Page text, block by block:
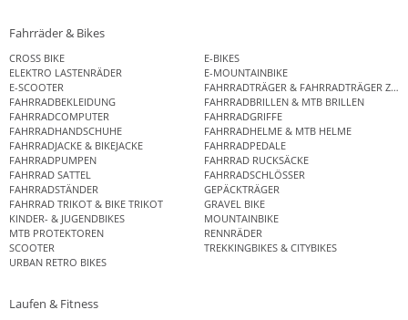
Fahrräder & Bikes
CROSS BIKE
E-BIKES
ELEKTRO LASTENRÄDER
E-MOUNTAINBIKE
E-SCOOTER
FAHRRADTRÄGER & FAHRRADTRÄGER
FAHRRADBEKLEIDUNG
FAHRRADBRILLEN & MTB BRILLEN
FAHRRADCOMPUTER
FAHRRADGRIFFE
FAHRRADHANDSCHUHE
FAHRRADHELME & MTB HELME
FAHRRADJACKE & BIKEJACKE
FAHRRADPEDALE
FAHRRADPUMPEN
FAHRRAD RUCKSÄCKE
FAHRRAD SATTEL
FAHRRADSCHLÖSSER
FAHRRADSTÄNDER
GEPÄCKTRÄGER
FAHRRAD TRIKOT & BIKE TRIKOT
GRAVEL BIKE
KINDER- & JUGENDBIKES
MOUNTAINBIKE
MTB PROTEKTOREN
RENNRÄDER
SCOOTER
TREKKINGBIKES & CITYBIKES
URBAN RETRO BIKES
Laufen & Fitness